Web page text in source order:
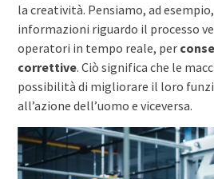
la creatività. Pensiamo, ad
informazioni riguardo il processo
operatori in tempo reale, per
correttive. Ciò significa che le
possibilità di migliorare il loro
all’azione dell’uomo e viceversa.